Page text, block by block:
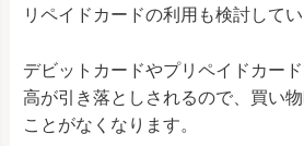
リペイドカードの利用も検討してい
デビットカードやプリペイドカー
高が引き落としされるので、買い
ことがなくなります。